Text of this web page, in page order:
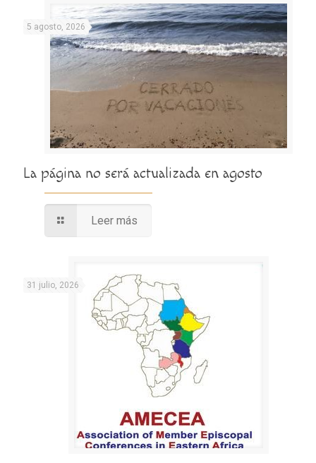
5 agosto, 2026
La página no será actualizada en agosto
Leer más
31 julio, 2026